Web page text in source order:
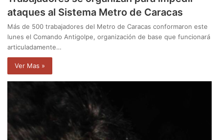
ataques al Sistema Metro de Caracas
Más de 500 trabajadores del Metro de Caracas conformaron este
lunes el Comando Antigolpe, organización de base que funcionará
articuladamente…
Ver Mas »